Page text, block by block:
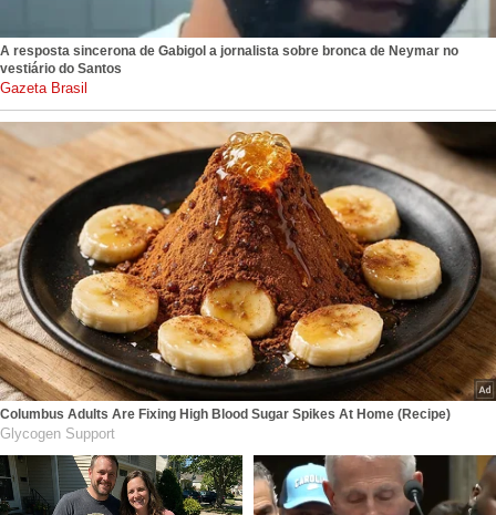
A resposta sincerona de Gabigol a jornalista sobre bronca de Neymar no
vestiário do Santos
gazetabrasil.com.br
Columbus Adults Are Fixing High Blood Sugar Spikes At Home (Recipe)
Glycogen Support